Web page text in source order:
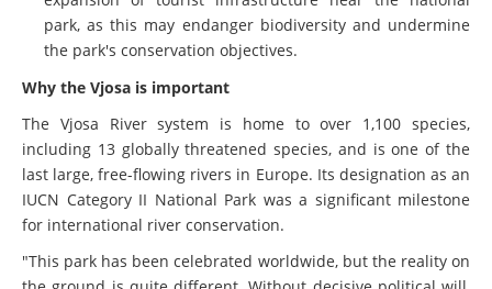
park, as this may endanger biodiversity and undermine
the park's conservation objectives.
Why the Vjosa is important
The Vjosa River system is home to over 1,100 species,
including 13 globally threatened species, and is one of the
last large, free-flowing rivers in Europe. Its designation as an
IUCN Category II National Park was a significant milestone
for international river conservation.
"This park has been celebrated worldwide, but the reality on
the ground is quite different. Without decisive political will,